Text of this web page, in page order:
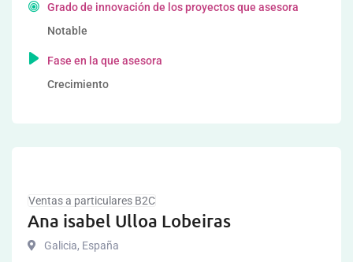
Grado de innovación de los proyectos que asesora
Notable
Fase en la que asesora
Crecimiento
Ventas a particulares B2C
Ana isabel Ulloa Lobeiras
Galicia, España